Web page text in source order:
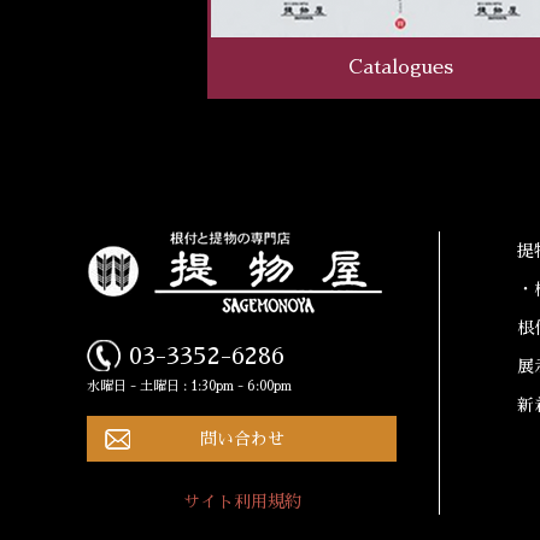
Catalogues
03-3352-6286
水曜日 - 土曜日 : 1:30pm - 6:00pm
問い合わせ
サイト利用規約
提
根
展
新